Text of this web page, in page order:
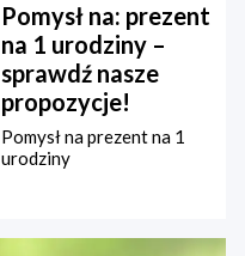
Pomysł na: prezent
na 1 urodziny –
sprawdź nasze
propozycje!
Pomysł na prezent na 1
urodziny